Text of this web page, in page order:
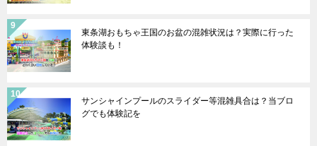
東条湖おもちゃ王国のお盆の混雑状況は？実際に行った
体験談も！
サンシャインプールのスライダー等混雑具合は？当ブロ
グでも体験記を